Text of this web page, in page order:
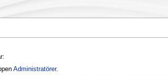
Administratörer.